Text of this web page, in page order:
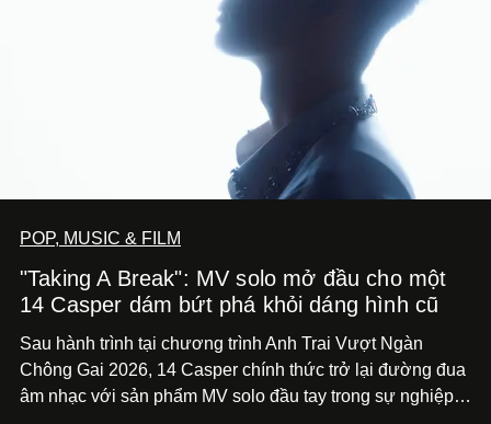
POP, MUSIC & FILM
"Taking A Break": MV solo mở đầu cho một
14 Casper dám bứt phá khỏi dáng hình cũ
Sau hành trình tại chương trình Anh Trai Vượt Ngàn
Chông Gai 2026, 14 Casper chính thức trở lại đường đua
âm nhạc với sản phẩm MV solo đầu tay trong sự nghiệp -